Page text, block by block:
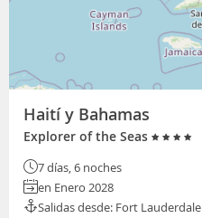
Haití y Bahamas
Explorer of the Seas
7 días, 6 noches
en Enero 2028
Salidas desde: Fort Lauderdale